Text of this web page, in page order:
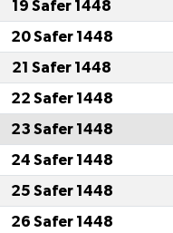
19 Safer 1448
20 Safer 1448
21 Safer 1448
22 Safer 1448
23 Safer 1448
24 Safer 1448
25 Safer 1448
26 Safer 1448